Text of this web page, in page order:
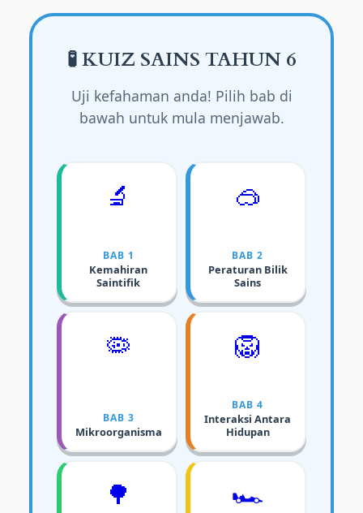
🧪 KUIZ SAINS TAHUN 6
Uji kefahaman anda! Pilih bab di
bawah untuk mula menjawab.
🔬
BAB 1
Kemahiran
Saintifik
🥽
BAB 2
Peraturan Bilik
Sains
🦠
BAB 3
Mikroorganisma
🦁
BAB 4
Interaksi Antara
Hidupan
🌳 🏎️